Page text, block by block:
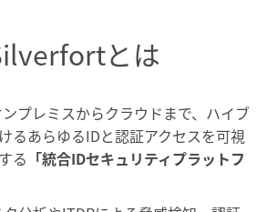
とは
プレミスからクラウドまで、ハイブ
るあらゆるIDと認証アクセスを可視
る 「統合IDセキュリティプラットフ